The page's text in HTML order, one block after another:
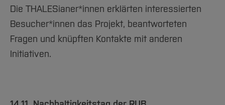
Die THALESianer*innen erklärten interessierten
Besucher*innen das Projekt, beantworteten
Fragen und knüpften Kontakte mit anderen
Initiativen.